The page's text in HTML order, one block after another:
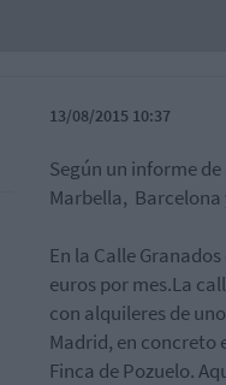
13/08/2015 10:37
Según un informe
Marbella,
En la Calle
euros por mes.La
con alquileres de
Madrid, en concreto
Finca de Pozuelo.